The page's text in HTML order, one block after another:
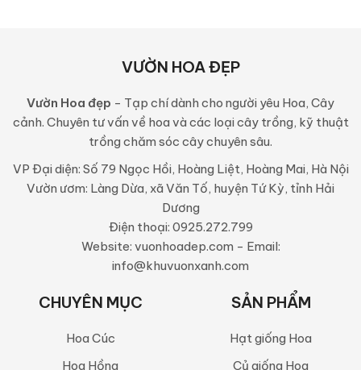
VƯỜN HOA ĐẸP
Vườn Hoa đẹp - Tạp chí dành cho người yêu Hoa, Cây
cảnh. Chuyên tư vấn về hoa và các loại cây trồng, kỹ thuật
trồng chăm sóc cây chuyên sâu.
VP Đại diện: Số 79 Ngọc Hồi, Hoàng Liệt, Hoàng Mai, Hà Nội
Vườn ươm: Làng Dừa, xã Văn Tố, huyện Tứ Kỳ, tỉnh Hải
Dương
Điện thoại: 0925.272.799
Website: vuonhoadep.com - Email:
info@khuvuonxanh.com
CHUYÊN MỤC
Hoa Cúc
Hoa Hồng
SẢN PHẨM
Hạt giống Hoa
Củ giống Hoa